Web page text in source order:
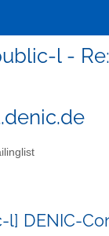
l -
l] DENIC-